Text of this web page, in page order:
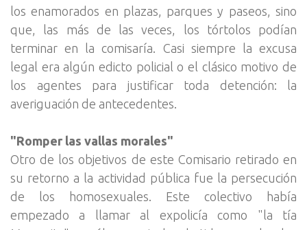
los enamorados en plazas, parques y paseos, sino
que, las más de las veces, los tórtolos podían
terminar en la comisaría. Casi siempre la excusa
legal era algún edicto policial o el clásico motivo de
los agentes para justificar toda detención: la
averiguación de antecedentes.
"Romper las vallas morales"
Otro de los objetivos de este Comisario retirado en
su retorno a la actividad pública fue la persecución
de los homosexuales. Este colectivo había
empezado a llamar al expolicía como "la tía